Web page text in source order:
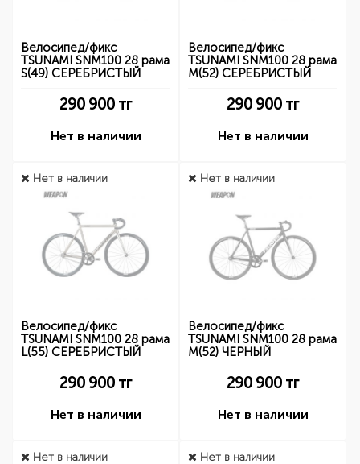
Велосипед/фикс
TSUNAMI SNM100 28 рама
S(49) СЕРЕБРИСТЫЙ
290 900 тг
Нет в наличии
Велосипед/фикс
TSUNAMI SNM100 28 рама
M(52) СЕРЕБРИСТЫЙ
290 900 тг
Нет в наличии
Нет в наличии
Велосипед/фикс
TSUNAMI SNM100 28 рама
L(55) СЕРЕБРИСТЫЙ
290 900 тг
Нет в наличии
Нет в наличии
Велосипед/фикс
TSUNAMI SNM100 28 рама
M(52) ЧЕРНЫЙ
290 900 тг
Нет в наличии
Нет в наличии Нет в наличии